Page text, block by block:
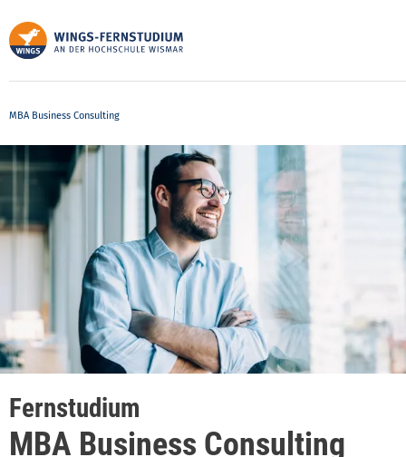
zum
Inhalt
MBA Business Consulting
Fernstudium
MBA Business Consulting